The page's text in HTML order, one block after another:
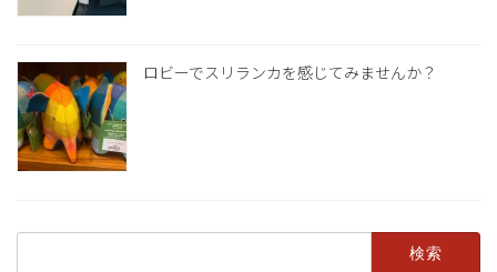
ロビーでスリランカを感じてみませんか？